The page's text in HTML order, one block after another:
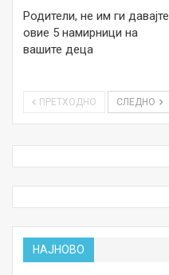
Родители, не им ги давајте
овие 5 намирници на
вашите деца
ПРЕТХОДНО СЛЕДНО
НАЈНОВО